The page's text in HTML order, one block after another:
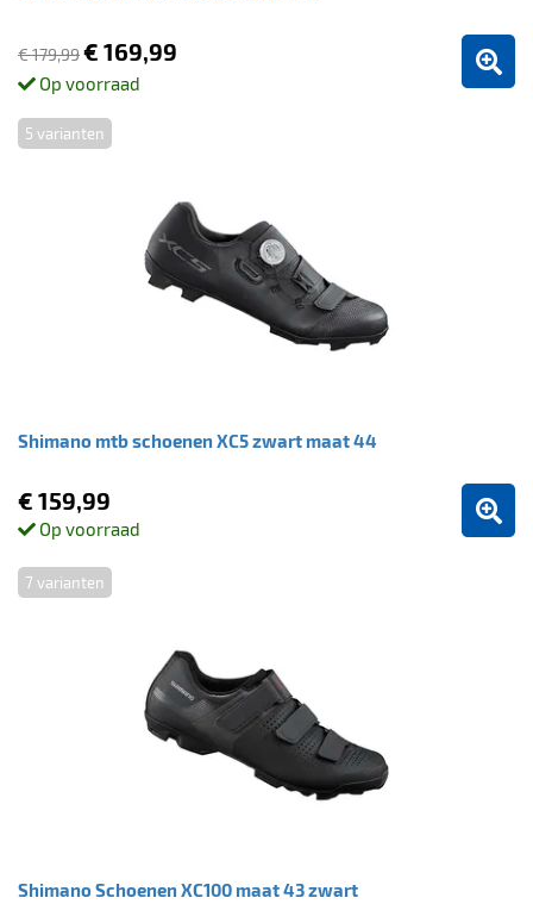
€ 179,99€ 169,99
Op voorraad
Shimano mtb schoenen XC5 zwart maat 44
5 varianten
€ 159,99
Op voorraad
Shimano Schoenen XC100 maat 43 zwart
7 varianten